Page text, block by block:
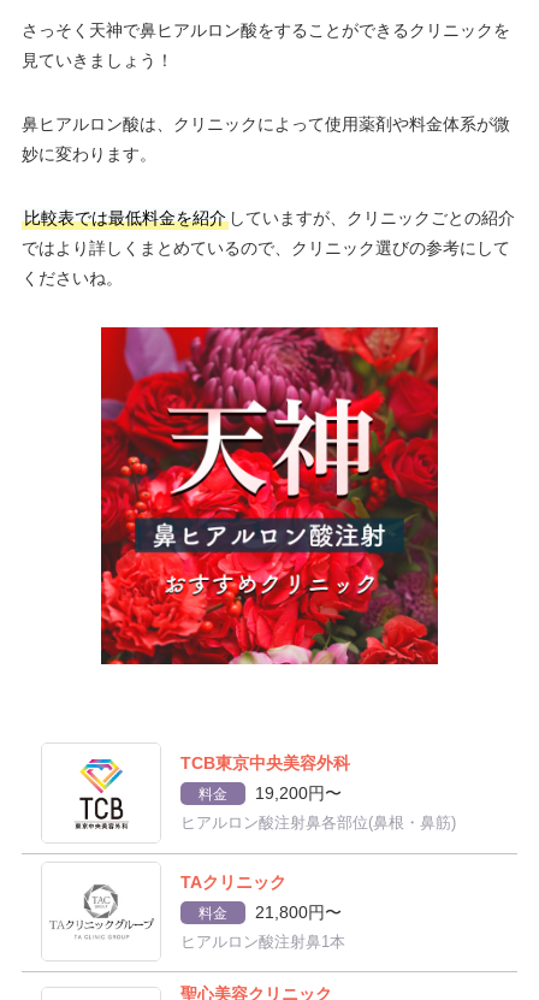
さっそく天神で鼻ヒアルロン酸をすることができるクリニックを
見ていきましょう！
鼻ヒアルロン酸は、クリニックによって使用薬剤や料金体系が微
妙に変わります。
比較表では最低料金を紹介していますが、クリニックごとの紹介
ではより詳しくまとめているので、クリニック選びの参考にして
くださいね。
TCB東京中央美容外科
料金 19,200円〜
ヒアルロン酸注射鼻各部位(鼻根・鼻筋)
TAクリニック
料金 21,800円〜
ヒアルロン酸注射鼻1本
聖心美容クリニック